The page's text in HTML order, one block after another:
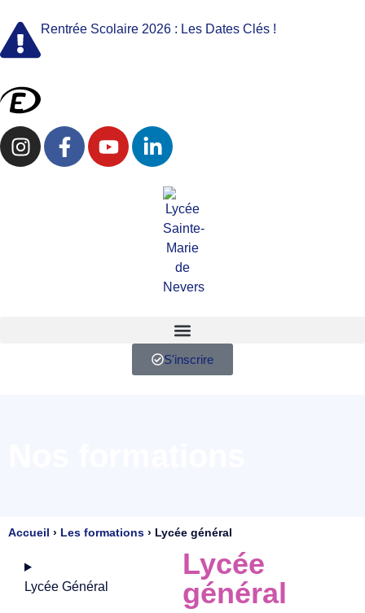
Rentrée Scolaire 2026 : Les Dates Clés !
S'inscrire
Accueil › Les formations › Lycée général
Lycée Général
Lycée
général